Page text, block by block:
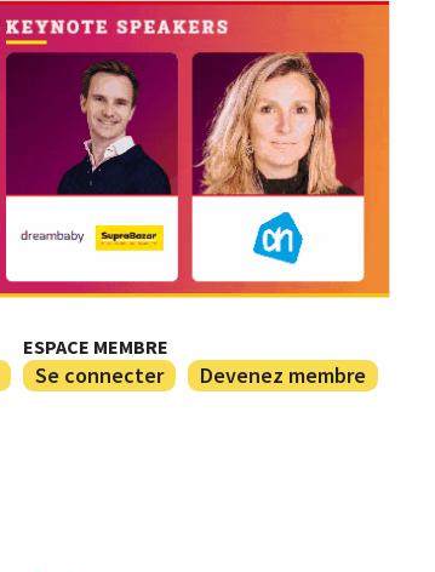
ESPACE MEMBRE
Se connecter Devenez membre